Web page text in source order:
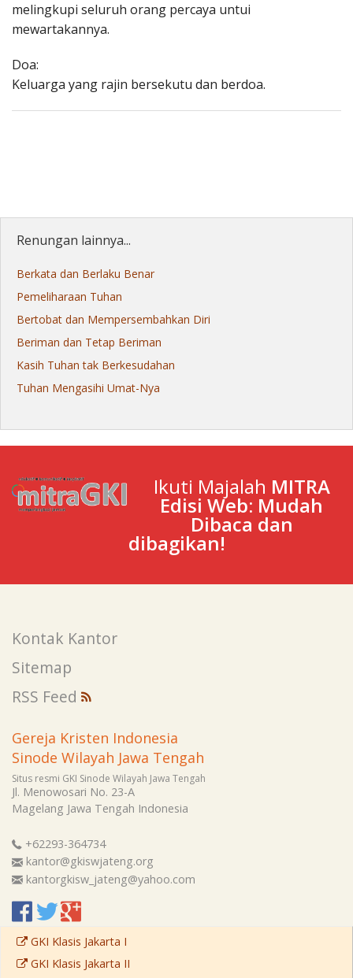
melingkupi seluruh orang percaya untui
mewartakannya.
Doa:
Keluarga yang rajin bersekutu dan berdoa.
Renungan lainnya...
Berkata dan Berlaku Benar
Pemeliharaan Tuhan
Bertobat dan Mempersembahkan Diri
Beriman dan Tetap Beriman
Kasih Tuhan tak Berkesudahan
Tuhan Mengasihi Umat-Nya
Ikuti Majalah MITRA
Edisi Web: Mudah
Dibaca dan
dibagikan!
Kontak Kantor
Sitemap
RSS Feed
Gereja Kristen Indonesia
Sinode Wilayah Jawa Tengah
Situs resmi GKI Sinode Wilayah Jawa Tengah
Jl. Menowosari No. 23-A
Magelang Jawa Tengah Indonesia
+62293-364734
kantor@gkiswjateng.org
kantorgkisw_jateng@yahoo.com
GKI Klasis Jakarta I
GKI Klasis Jakarta II